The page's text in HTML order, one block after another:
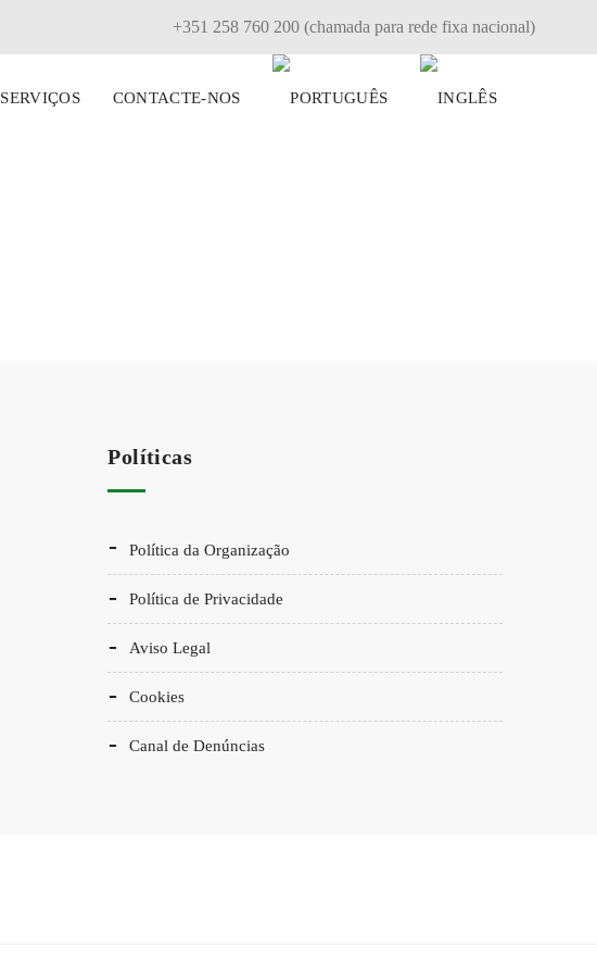
+351 258 760 200 (chamada para rede fixa nacional)
SERVIÇOS CONTACTE-NOS
Políticas
Política da Organização
Política de Privacidade
Aviso Legal
Cookies
Canal de Denúncias